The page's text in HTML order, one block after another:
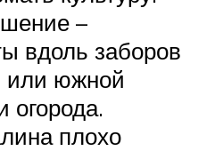
–
вдоль заборов
или южной
огорода.
плохо